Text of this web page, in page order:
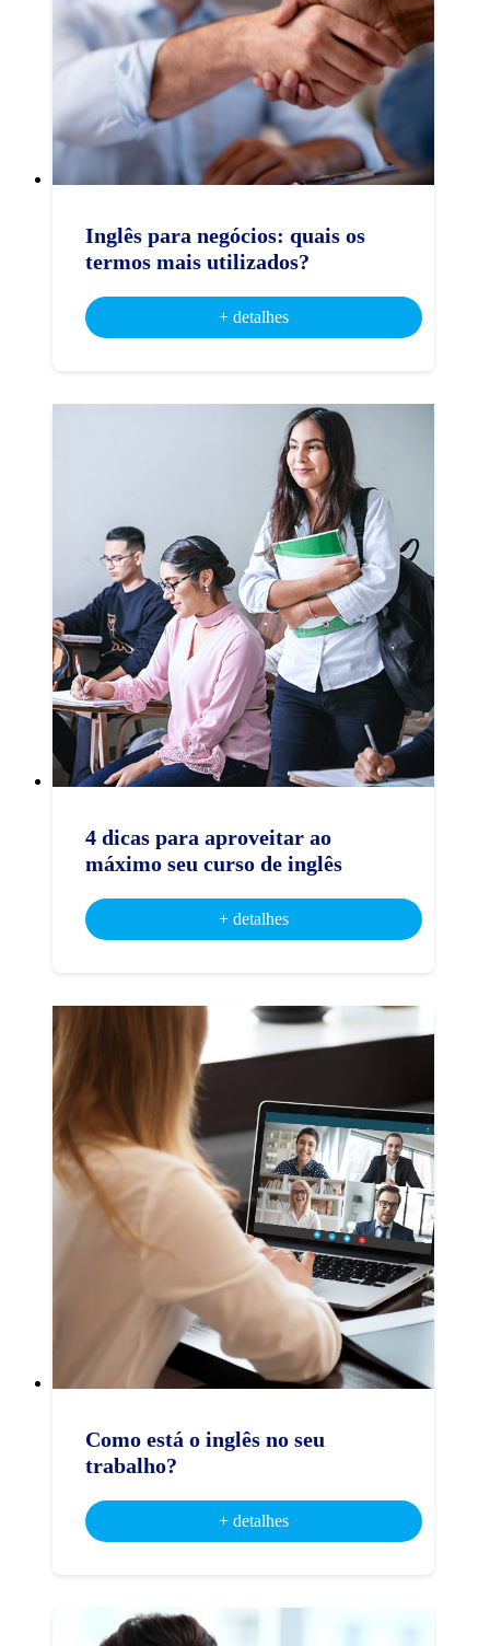
Inglês para negócios: quais os
termos mais utilizados?
+ detalhes
4 dicas para aproveitar ao
máximo seu curso de inglês
+ detalhes
Como está o inglês no seu
trabalho?
+ detalhes